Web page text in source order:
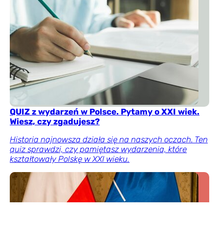
QUIZ z wydarzeń w Polsce. Pytamy o XXI wiek.
Wiesz, czy zgadujesz?
Historia najnowsza działa się na naszych oczach. Ten
quiz sprawdzi, czy pamiętasz wydarzenia, które
kształtowały Polskę w XXI wieku.